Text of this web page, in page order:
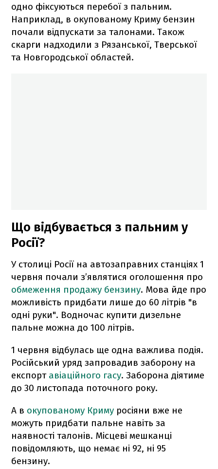
одно фіксуються перебої з пальним.
Наприклад, в окупованому Криму бензин
почали відпускати за талонами. Також
скарги надходили з Рязанської, Тверської
та Новгородської областей.
Що відбувається з пальним у
Росії?
У столиці Росії на автозаправних станціях 1
червня почали з’являтися оголошення про
обмеження продажу бензину. Мова йде про
можливість придбати лише до 60 літрів "в
одні руки". Водночас купити дизельне
пальне можна до 100 літрів.
1 червня відбулась ще одна важлива подія.
Російський уряд запровадив заборону на
експорт авіаційного гасу. Заборона діятиме
до 30 листопада поточного року.
А в окупованому Криму росіяни вже не
можуть придбати пальне навіть за
наявності талонів. Місцеві мешканці
повідомляють, що немає ні 92, ні 95
бензину.